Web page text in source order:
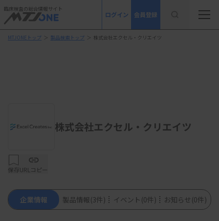
臨床検査の総合情報サイト
ログイン 会員登録
MTJONEトップ ＞ 製品検索トップ ＞ 株式会社エクセル・クリエイツ
株式会社エクセル・クリエイツ
保存URLコピー
企業情報 製品情報(3件) イベント (0件) お知らせ (0件)